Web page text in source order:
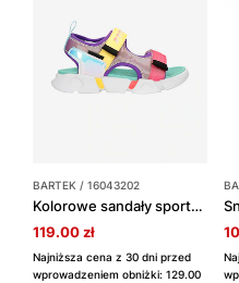
BARTEK / 16043202
Kolorowe sandały sportowe dziecięce na rzepy Bartek 16043202
119.00 zł
Najniższa cena z 30 dni przed
wprowadzeniem obniżki: 129.00